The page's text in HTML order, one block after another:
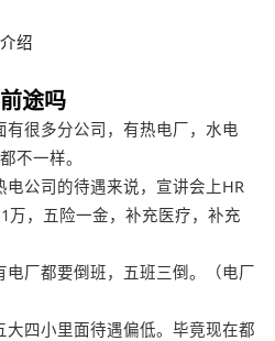
绍
途吗
有很多分公司，有热电厂，水电
不一样。
公司的待遇来说，宣讲会上HR
万，五险一金，补充医疗，补充
厂都要倒班，五班三倒。（电厂
四小里面待遇偏低。毕竟现在都